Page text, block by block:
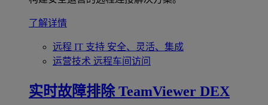
了解详情
远程 IT 支持 安全、灵活、集成
运营技术 远程车间访问
实时故障排除 TeamViewer DEX